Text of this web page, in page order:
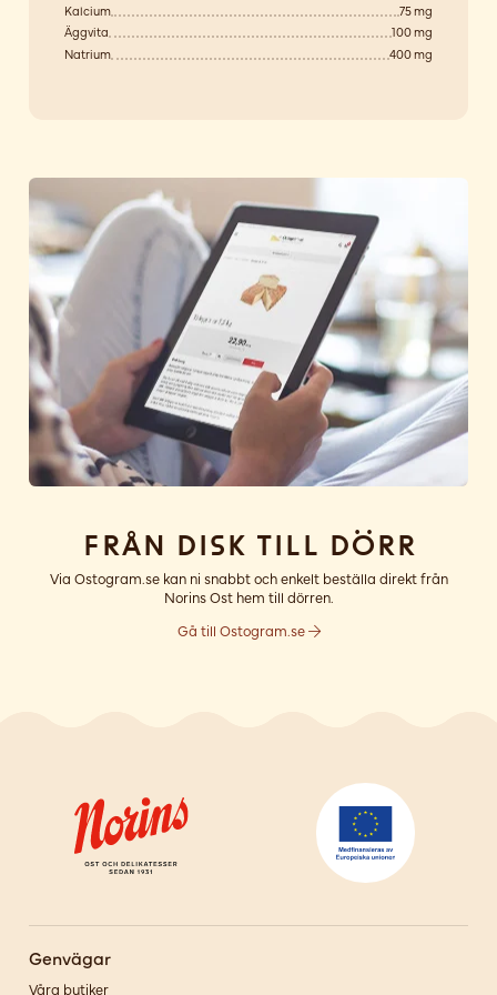
Kalcium
75 mg
Äggvita
100 mg
Natrium
400 mg
Från disk till dörr
Via Ostogram.se kan ni snabbt och enkelt beställa direkt från
Norins Ost hem till dörren.
Gå till Ostogram.se
Genvägar
Våra butiker